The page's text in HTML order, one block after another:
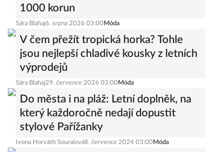
1000 korun
Sára Blahaj6. srpna 2026 03:00 Móda
V čem přežít tropická horka? Tohle
jsou nejlepší chladivé kousky z letních
výprodejů
Sára Blahaj29. července 2026 03:00 Móda
Do města i na pláž: Letní doplněk, na
který každoročně nedají dopustit
stylové Pařížanky
Ivona Horváth Souralová8. července 2024 03:00 Móda